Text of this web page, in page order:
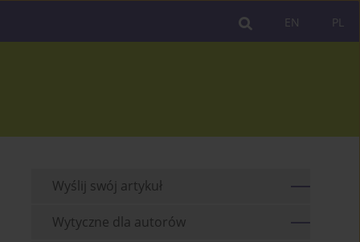
PL
EN
Wyślij swój artykuł
Wytyczne dla autorów